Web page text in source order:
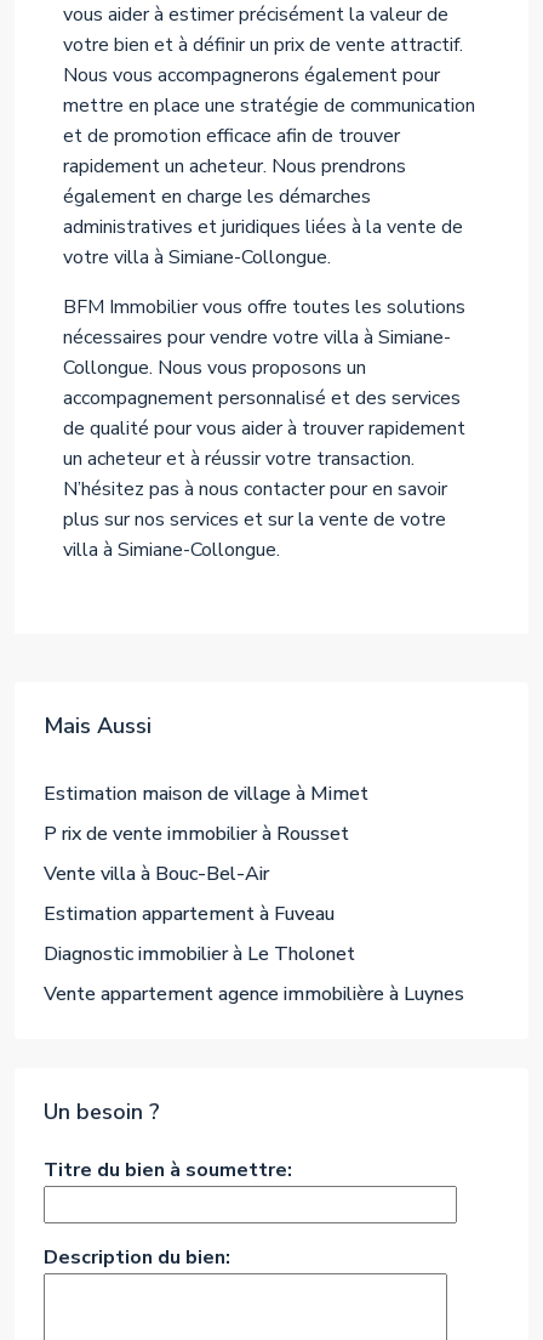
vous aider à estimer précisément la valeur de
votre bien et à définir un prix de vente attractif.
Nous vous accompagnerons également pour
mettre en place une stratégie de communication
et de promotion efficace afin de trouver
rapidement un acheteur. Nous prendrons
également en charge les démarches
administratives et juridiques liées à la vente de
votre villa à Simiane-Collongue.
BFM Immobilier vous offre toutes les solutions
nécessaires pour vendre votre villa à Simiane-
Collongue. Nous vous proposons un
accompagnement personnalisé et des services
de qualité pour vous aider à trouver rapidement
un acheteur et à réussir votre transaction.
N’hésitez pas à nous contacter pour en savoir
plus sur nos services et sur la vente de votre
villa à Simiane-Collongue.
Mais Aussi
Estimation maison de village à Mimet
P rix de vente immobilier à Rousset
Vente villa à Bouc-Bel-Air
Estimation appartement à Fuveau
Diagnostic immobilier à Le Tholonet
Vente appartement agence immobilière à Luynes
Un besoin ?
Titre du bien à soumettre:
Description du bien: